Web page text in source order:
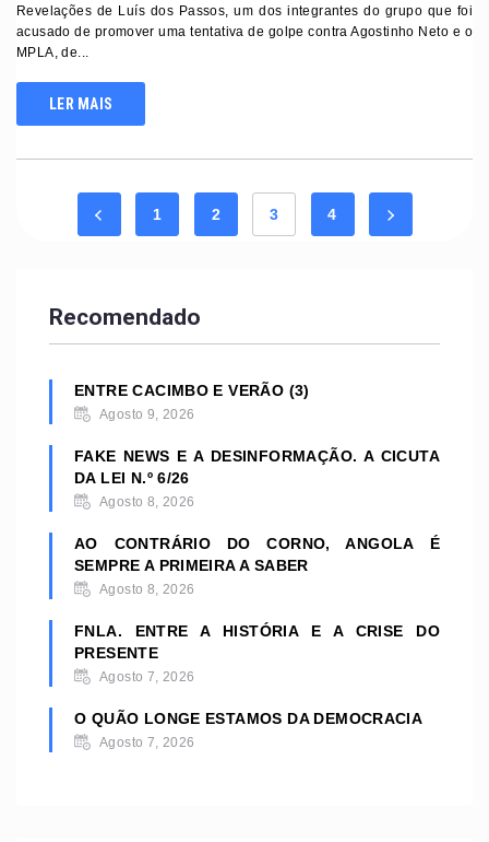
Revelações de Luís dos Passos, um dos integrantes do grupo que foi
acusado de promover uma tentativa de golpe contra Agostinho Neto e o
MPLA, de...
LER MAIS
1 2 3 4
Recomendado
ENTRE CACIMBO E VERÃO (3)
Agosto 9, 2026
FAKE NEWS E A DESINFORMAÇÃO. A CICUTA
DA LEI N.º 6/26
Agosto 8, 2026
AO CONTRÁRIO DO CORNO, ANGOLA É
SEMPRE A PRIMEIRA A SABER
Agosto 8, 2026
FNLA. ENTRE A HISTÓRIA E A CRISE DO
PRESENTE
Agosto 7, 2026
O QUÃO LONGE ESTAMOS DA DEMOCRACIA
Agosto 7, 2026